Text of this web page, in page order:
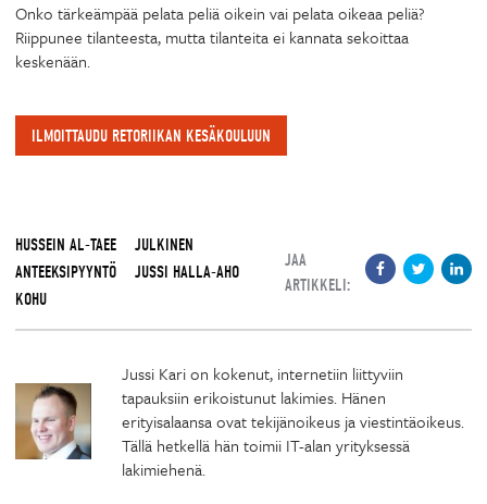
Onko tärkeämpää pelata peliä oikein vai pelata oikeaa peliä?
Riippunee tilanteesta, mutta tilanteita ei kannata sekoittaa
keskenään.
ILMOITTAUDU RETORIIKAN KESÄKOULUUN
HUSSEIN AL-TAEE
JULKINEN
ANTEEKSIPYYNTÖ
JUSSI HALLA-AHO
KOHU
JAA
ARTIKKELI:
Jussi Kari on kokenut, internetiin liittyviin
tapauksiin erikoistunut lakimies. Hänen
erityisalaansa ovat tekijänoikeus ja viestintäoikeus.
Tällä hetkellä hän toimii IT-alan yrityksessä
lakimiehenä.